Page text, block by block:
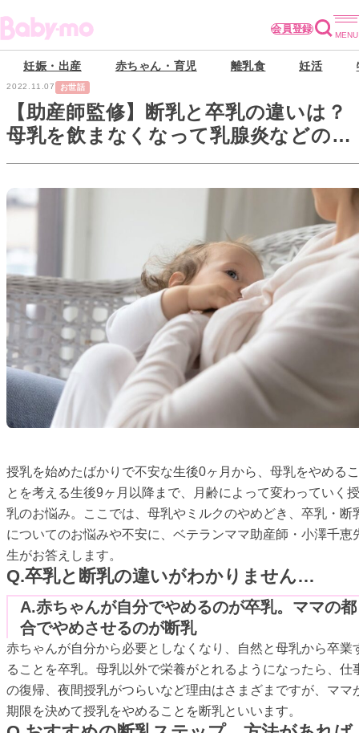
会員登録
妊娠・出産 赤ちゃん・育児 離乳食 妊活
2022.11.07 お世話
【助産師監修】断乳と卒乳の違いは？
母乳を飲まなくなって乳腺炎などのト
ラブルも心配…〈生後9ヶ月以降の授乳
授乳を始めたばかりで不安な生後0ヶ月から、母乳をやめるこ
とを考える生後9ヶ月以降まで、月齢によって変わっていく授
乳のお悩み。ここでは、母乳やミルクのやめどき、卒乳・断
についてのお悩みや不安に、ベテランママ助産師・小澤千恵
生がお答えします。
Q.卒乳と断乳の違いがわかりません…
A.赤ちゃんが自分でやめるのが卒乳。ママの都
合でやめさせるのが断乳
赤ちゃんが自分から必要としなくなり、自然と母乳から卒業
ることを卒乳。母乳以外で栄養がとれるようになったら、仕
の復帰、夜間授乳がつらいなど理由はさまざまですが、ママ
期限を決めて授乳をやめることを断乳といいます。